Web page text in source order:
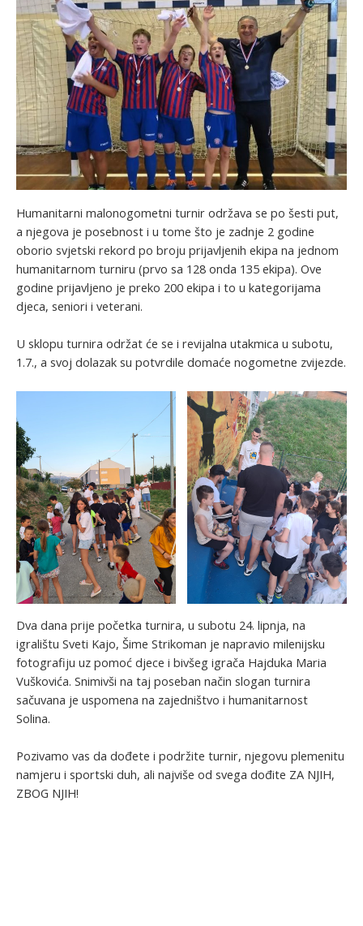
Humanitarni malonogometni turnir održava se po šesti put,
a njegova je posebnost i u tome što je zadnje 2 godine
oborio svjetski rekord po broju prijavljenih ekipa na jednom
humanitarnom turniru (prvo sa 128 onda 135 ekipa). Ove
godine prijavljeno je preko 200 ekipa i to u kategorijama
djeca, seniori i veterani.
U sklopu turnira održat će se i revijalna utakmica u subotu,
1.7., a svoj dolazak su potvrdile domaće nogometne zvijezde.
Dva dana prije početka turnira, u subotu 24. lipnja, na
igralištu Sveti Kajo, Šime Strikoman je napravio milenijsku
fotografiju uz pomoć djece i bivšeg igrača Hajduka Maria
Vuškovića. Snimivši na taj poseban način slogan turnira
sačuvana je uspomena na zajedništvo i humanitarnost
Solina.
Pozivamo vas da dođete i podržite turnir, njegovu plemenitu
namjeru i sportski duh, ali najviše od svega dođite ZA NJIH,
ZBOG NJIH!